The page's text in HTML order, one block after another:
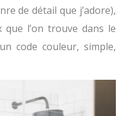
de détail que j’adore),
l’on trouve dans le
code couleur, simple,